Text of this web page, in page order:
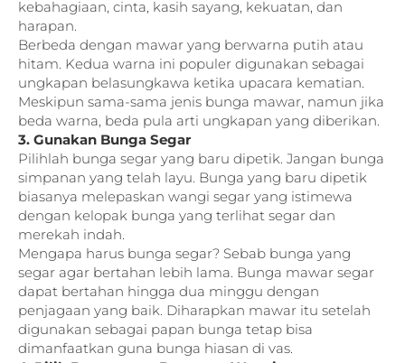
kebahagiaan, cinta, kasih sayang, kekuatan, dan
harapan.
Berbeda dengan mawar yang berwarna putih atau
hitam. Kedua warna ini populer digunakan sebagai
ungkapan belasungkawa ketika upacara kematian.
Meskipun sama-sama jenis bunga mawar, namun jika
beda warna, beda pula arti ungkapan yang diberikan.
3. Gunakan Bunga Segar
Pilihlah bunga segar yang baru dipetik. Jangan bunga
simpanan yang telah layu. Bunga yang baru dipetik
biasanya melepaskan wangi segar yang istimewa
dengan kelopak bunga yang terlihat segar dan
merekah indah.
Mengapa harus bunga segar? Sebab bunga yang
segar agar bertahan lebih lama. Bunga mawar segar
dapat bertahan hingga dua minggu dengan
penjagaan yang baik. Diharapkan mawar itu setelah
digunakan sebagai papan bunga tetap bisa
dimanfaatkan guna bunga hiasan di vas.